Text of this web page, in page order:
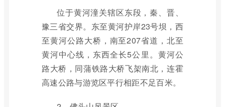
位于黄河潼关辖区东段，秦、晋、
豫三省交界。东至黄河护岸23号坝，西
至黄河公路大桥，南至207省道，北至
黄河中心线，东西全长5公里。黄河公
路大桥，同蒲铁路大桥飞架南北，连霍
高速公路与游览区平行相距不足百米。